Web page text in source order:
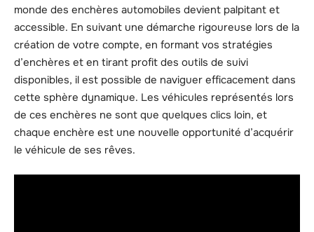
monde des enchères automobiles devient palpitant et
accessible. En suivant une démarche rigoureuse lors de la
création de votre compte, en formant vos stratégies
d’enchères et en tirant profit des outils de suivi
disponibles, il est possible de naviguer efficacement dans
cette sphère dynamique. Les véhicules représentés lors
de ces enchères ne sont que quelques clics loin, et
chaque enchère est une nouvelle opportunité d’acquérir
le véhicule de ses rêves.